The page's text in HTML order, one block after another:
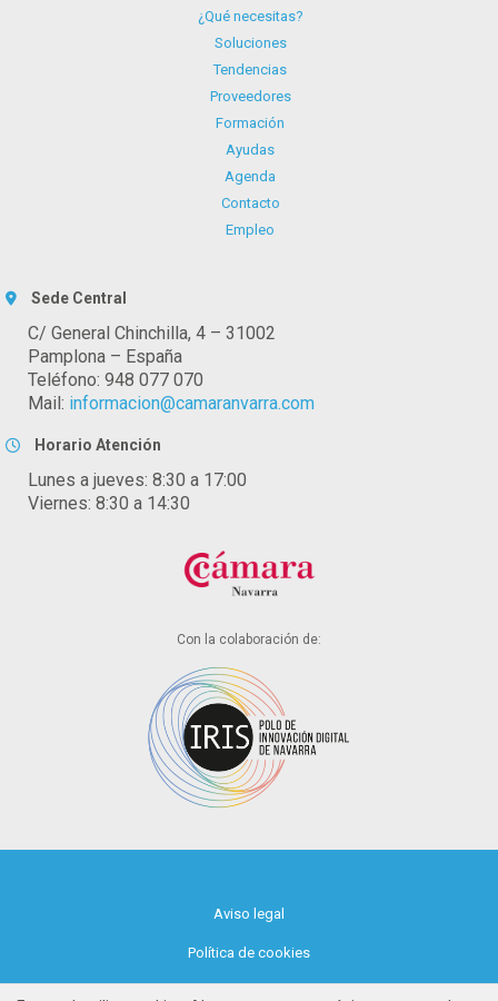
¿Qué necesitas?
Soluciones
Tendencias
Proveedores
Formación
Ayudas
Agenda
Contacto
Empleo
Sede Central
C/ General Chinchilla, 4 – 31002
Pamplona – España
Teléfono: 948 077 070
Mail: informacion@camaranvarra.com
Horario Atención
Lunes a jueves: 8:30 a 17:00
Viernes: 8:30 a 14:30
Con la colaboración de:
Aviso legal
Política de cookies